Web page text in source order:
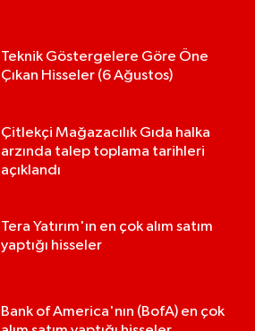
Teknik Göstergelere Göre Öne
Çıkan Hisseler (6 Ağustos)
Çitlekçi Mağazacılık Gıda halka
arzında talep toplama tarihleri
açıklandı
Tera Yatırım'ın en çok alım satım
yaptığı hisseler
Bank of America'nın (BofA) en çok